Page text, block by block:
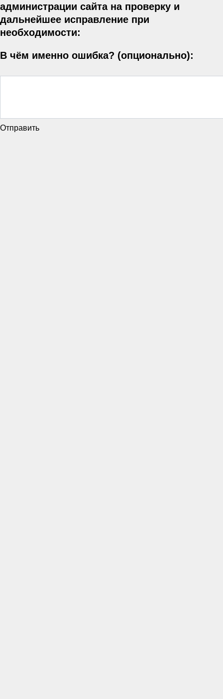
администрации сайта на проверку и
дальнейшее исправление при
необходимости:
В чём именно ошибка? (опционально):
Отправить